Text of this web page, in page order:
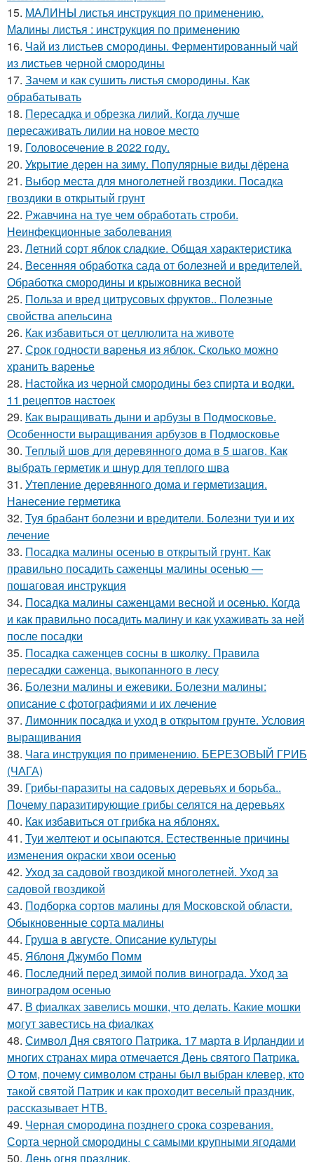
15. МАЛИНЫ листья инструкция по применению.
Малины листья : инструкция по применению
16. Чай из листьев смородины. Ферментированный чай
из листьев черной смородины
17. Зачем и как сушить листья смородины. Как
обрабатывать
18. Пересадка и обрезка лилий. Когда лучше
пересаживать лилии на новое место
19. Головосечение в 2022 году.
20. Укрытие дерен на зиму. Популярные виды дёрена
21. Выбор места для многолетней гвоздики. Посадка
гвоздики в открытый грунт
22. Ржавчина на туе чем обработать строби.
Неинфекционные заболевания
23. Летний сорт яблок сладкие. Общая характеристика
24. Весенняя обработка сада от болезней и вредителей.
Обработка смородины и крыжовника весной
25. Польза и вред цитрусовых фруктов.. Полезные
свойства апельсина
26. Как избавиться от целлюлита на животе
27. Срок годности варенья из яблок. Сколько можно
хранить варенье
28. Настойка из черной смородины без спирта и водки.
11 рецептов настоек
29. Как выращивать дыни и арбузы в Подмосковье.
Особенности выращивания арбузов в Подмосковье
30. Теплый шов для деревянного дома в 5 шагов. Как
выбрать герметик и шнур для теплого шва
31. Утепление деревянного дома и герметизация.
Нанесение герметика
32. Туя брабант болезни и вредители. Болезни туи и их
лечение
33. Посадка малины осенью в открытый грунт. Как
правильно посадить саженцы малины осенью —
пошаговая инструкция
34. Посадка малины саженцами весной и осенью. Когда
и как правильно посадить малину и как ухаживать за ней
после посадки
35. Посадка саженцев сосны в школку. Правила
пересадки саженца, выкопанного в лесу
36. Болезни малины и ежевики. Болезни малины:
описание с фотографиями и их лечение
37. Лимонник посадка и уход в открытом грунте. Условия
выращивания
38. Чага инструкция по применению. БЕРЕЗОВЫЙ ГРИБ
(ЧАГА)
39. Грибы-паразиты на садовых деревьях и борьба..
Почему паразитирующие грибы селятся на деревьях
40. Как избавиться от грибка на яблонях.
41. Туи желтеют и осыпаются. Естественные причины
изменения окраски хвои осенью
42. Уход за садовой гвоздикой многолетней. Уход за
садовой гвоздикой
43. Подборка сортов малины для Московской области.
Обыкновенные сорта малины
44. Груша в августе. Описание культуры
45. Яблоня Джумбо Помм
46. Последний перед зимой полив винограда. Уход за
виноградом осенью
47. В фиалках завелись мошки, что делать. Какие мошки
могут завестись на фиалках
48. Символ Дня святого Патрика. 17 марта в Ирландии и
многих странах мира отмечается День святого Патрика.
О том, почему символом страны был выбран клевер, кто
такой святой Патрик и как проходит веселый праздник,
рассказывает НТВ.
49. Черная смородина позднего срока созревания.
Сорта черной смородины с самыми крупными ягодами
50. День огня праздник.